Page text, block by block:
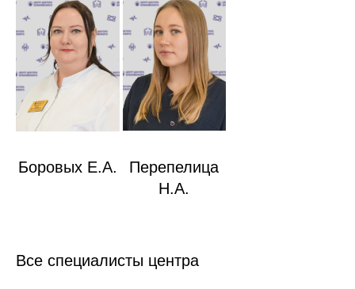
Боровых Е.А.
Перепелица
Н.А.
Все специалисты центра